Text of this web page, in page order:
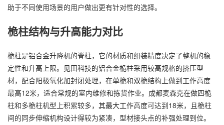
助于不同使用场景的用户做出更有针对性的选择。
桅柱结构与升高能力对比
桅柱是铝合金升降机的脊柱，它的材质和组装精度决定了整机的稳
定性和升高上限。见田科技的铝合金桅柱采用较高规格的挤压型
材，配合阳极氧化加封闭处理，在单桅和双桅结构上做到工作高度
最高12米，适合常规的室内维修和拣货作业。成都麦森克在做四桅
柱和多桅柱机型上积累较多，其最大工作高度可达到18米，且桅柱
间的同步伸缩机构设计得较为紧凑，型材接头点的补强处理到位。